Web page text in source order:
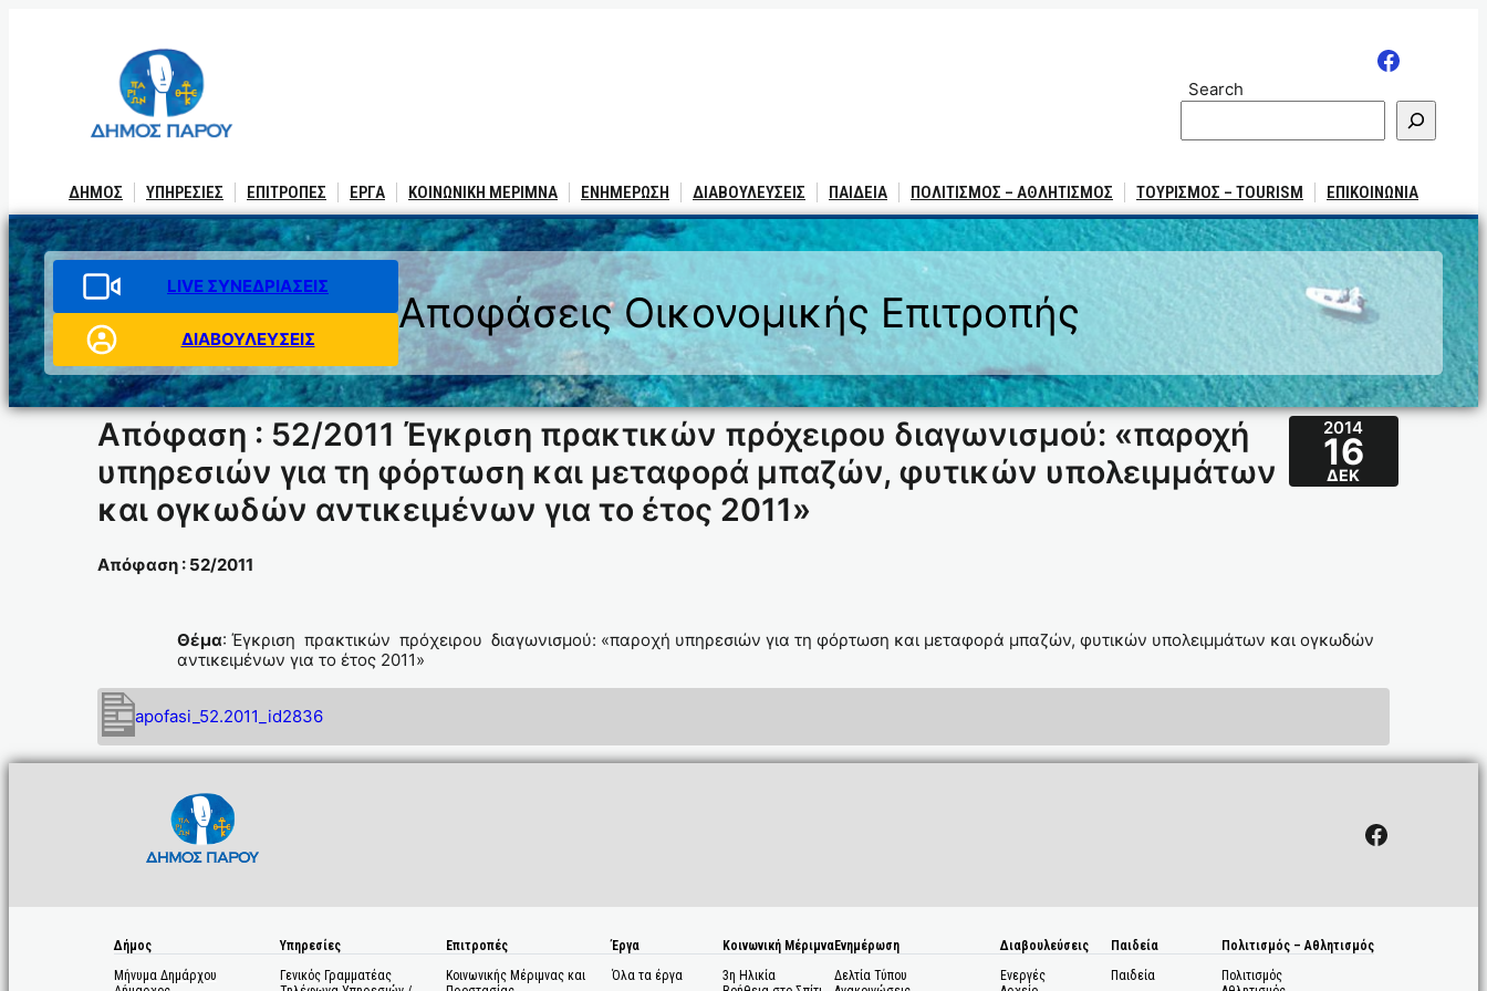
Search
ΔΗΜΟΣ ΥΠΗΡΕΣΙΕΣ ΕΠΙΤΡΟΠΕΣ ΕΡΓΑ ΚΟΙΝΩΝΙΚΗ ΜΕΡΙΜΝΑ ΕΝΗΜΕΡΩΣΗ ΔΙΑΒΟΥΛΕΥΣΕΙΣ ΠΑΙΔΕΙΑ ΠΟΛΙΤΙΣΜΟΣ – ΑΘΛΗΤΙΣΜΟΣ ΤΟΥΡΙΣΜΟΣ – TOURISM ΕΠΙΚΟΙΝΩΝΙΑ
LIVE ΣΥΝΕΔΡΙΑΣΕΙΣ
ΔΙΑΒΟΥΛΕΥΣΕΙΣ
Αποφάσεις Οικονομικής Επιτροπής
Απόφαση : 52/2011 Έγκριση πρακτικών πρόχειρου διαγωνισμού: «παροχή
υπηρεσιών για τη φόρτωση και μεταφορά μπαζών, φυτικών υπολειμμάτων
και ογκωδών αντικειμένων για το έτος 2011»
2014
16
ΔΕΚ
Απόφαση : 52/2011
Θέμα: Έγκριση πρακτικών πρόχειρου διαγωνισμού: «παροχή υπηρεσιών για τη φόρτωση και μεταφορά μπαζών, φυτικών υπολειμμάτων και ογκωδών
αντικειμένων για το έτος 2011»
apofasi_52.2011_id2836
Facebook
Δήμος
Μήνυμα Δημάρχου
Υπηρεσίες
Γενικός Γραμματέας
Επιτροπές
Κοινωνικής Μέριμνας και
Έργα
Όλα τα έργα
Κοινωνική Μέριμνα
3η Ηλικία
Ενημέρωση
Δελτία Τύπου
Διαβουλεύσεις
Ενεργές
Παιδεία
Παιδεία
Πολιτισμός – Αθλητισμός
Πολιτισμός